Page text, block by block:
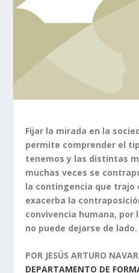
Fijar la mirada en la
permite comprender el
tenemos y las distintas
muchas veces se
la contingencia que trajo
exacerba la
convivencia humana,
no puede dejarse de lado.
POR JESÚS ARTURO
DEPARTAMENTO DE